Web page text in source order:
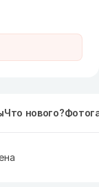
Что нового?